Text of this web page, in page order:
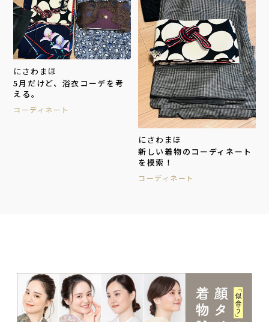
にさわまほ
5月だけど、浴衣コーデを考
える。
コーディネート
にさわまほ
新しい着物のコーディネート
を模索！
コーディネート